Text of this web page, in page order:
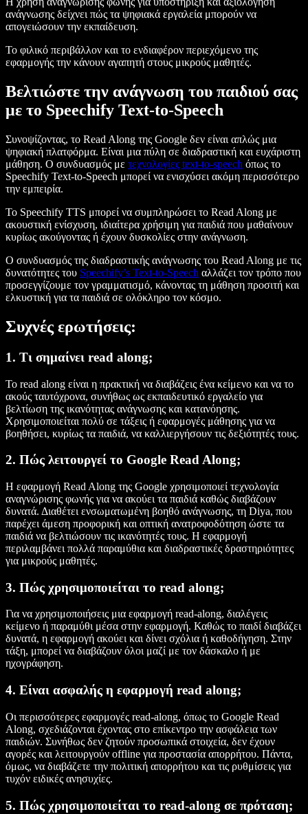
ανάγνωσης δείχνει πώς τα ψηφιακά εργαλεία μπορούν να
απογειώσουν την εκπαίδευση.
Το φιλικό περιβάλλον και το ενδιαφέρον περιεχόμενο της
εφαρμογής την κάνουν αγαπητή στους μικρούς μαθητές.
Βελτιώστε την ανάγνωση του παιδιού σας
με το Speechify Text-to-Speech
Συνοψίζοντας, το Read Along της Google δεν είναι απλώς μια
ψηφιακή πλατφόρμα. Είναι μια πύλη σε διαδραστική και ευχάριστη
μάθηση. Ο συνδυασμός με τεχνολογίες text-to-speech όπως το
Speechify Text-to-Speech μπορεί να ενισχύσει ακόμη περισσότερο
την εμπειρία.
Το Speechify TTS μπορεί να συμπληρώσει το Read Along με
ακουστική ενίσχυση, ιδιαίτερα χρήσιμη για παιδιά που μαθαίνουν
κυρίως ακούγοντας ή έχουν δυσκολίες στην ανάγνωση.
Ο συνδυασμός της διαδραστικής ανάγνωσης του Read Along με τις
δυνατότητες του Speechify’s Text-to-Speech αλλάζει τον τρόπο που
προσεγγίζουμε τον γραμματισμό, κάνοντας τη μάθηση προσιτή και
ελκυστική για τα παιδιά σε ολόκληρο τον κόσμο.
Συχνές ερωτήσεις:
1. Τι σημαίνει read along;
Το read along είναι η πρακτική να διαβάζεις ένα κείμενο και να το
ακούς ταυτόχρονα, συνήθως ως εκπαιδευτικό εργαλείο για
βελτίωση της ικανότητας ανάγνωσης και κατανόησης.
Χρησιμοποιείται πολύ σε τάξεις ή εφαρμογές μάθησης για να
βοηθήσει, κυρίως τα παιδιά, να καλλιεργήσουν τις δεξιότητές τους.
2. Πώς λειτουργεί το Google Read Along;
Η εφαρμογή Read Along της Google χρησιμοποιεί τεχνολογία
αναγνώρισης φωνής για να ακούει τα παιδιά καθώς διαβάζουν
δυνατά. Διαθέτει ενσωματωμένη βοηθό ανάγνωσης, τη Diya, που
παρέχει άμεση προφορική και οπτική ανατροφοδότηση ώστε τα
παιδιά να βελτιώσουν τις ικανότητές τους. Η εφαρμογή
περιλαμβάνει πολλά παραμύθια και διαδραστικές δραστηριότητες
για μικρούς μαθητές.
3. Πώς χρησιμοποιείται το read along;
Για να χρησιμοποιήσεις μια εφαρμογή read-along, διαλέγεις
κείμενο ή παραμύθι μέσα στην εφαρμογή. Καθώς το παιδί διαβάζει
δυνατά, η εφαρμογή ακούει και δίνει σχόλια ή καθοδήγηση. Στην
τάξη, μπορεί να διαβάζουν όλοι μαζί με τον δάσκαλο ή με
ηχογράφηση.
4. Είναι ασφαλής η εφαρμογή read along;
Οι περισσότερες εφαρμογές read-along, όπως το Google Read
Along, σχεδιάζονται έχοντας στο επίκεντρο την ασφάλεια των
παιδιών. Συνήθως δεν ζητούν προσωπικά στοιχεία, δεν έχουν
αγορές και λειτουργούν offline για προστασία απορρήτου. Πάντα,
όμως, να διαβάζετε την πολιτική απορρήτου και τις ρυθμίσεις για
τυχόν ειδικές ανησυχίες.
5. Πώς χρησιμοποιείται το read-along σε πρόταση;